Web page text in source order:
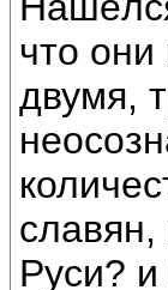
что
двумя,
славян,
Руси?